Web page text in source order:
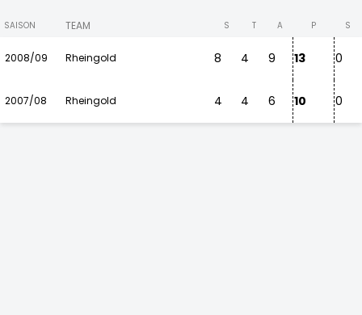
SAISON TEAM S T A P S
2008/09 Rheingold 8 4 9 13 0
2007/08 Rheingold 4 4 6 10 0